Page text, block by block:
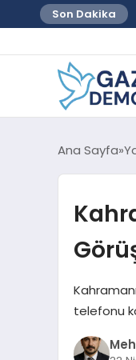
Son Dakika
Ana Sayfa
telefonu